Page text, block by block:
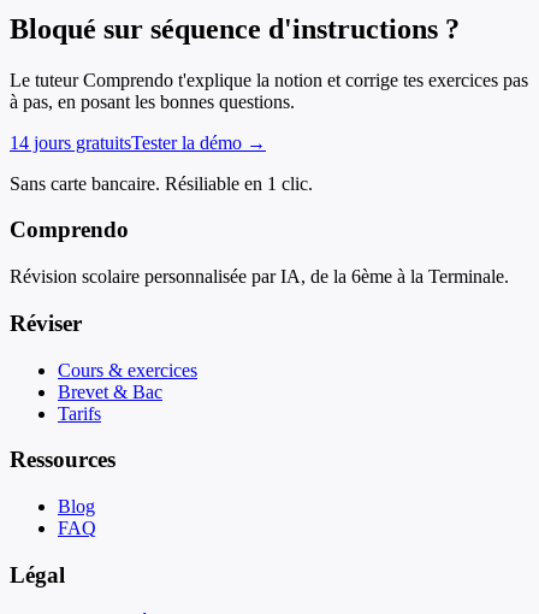
Bloqué sur séquence d'instructions ?
Le tuteur Comprendo t'explique la notion et corrige tes exercices pas
à pas, en posant les bonnes questions.
14 jours gratuitsTester la démo →
Sans carte bancaire. Résiliable en 1 clic.
Comprendo
Révision scolaire personnalisée par IA, de la 6ème à la Terminale.
Réviser
Cours & exercices
Brevet & Bac
Tarifs
Ressources
Blog
FAQ
Légal